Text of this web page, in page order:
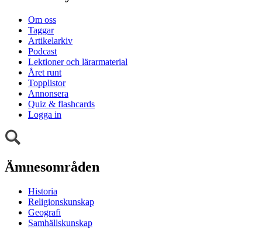
Om oss
Taggar
Artikelarkiv
Podcast
Lektioner och lärarmaterial
Året runt
Topplistor
Annonsera
Quiz & flashcards
Logga in
Ämnesområden
Historia
Religionskunskap
Geografi
Samhällskunskap